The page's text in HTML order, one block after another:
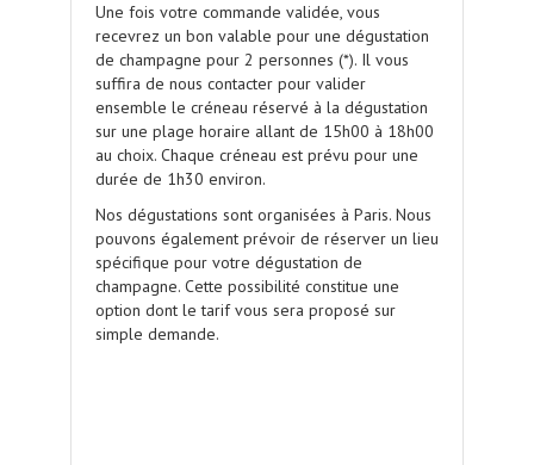
Une fois votre commande validée, vous
recevrez un bon valable pour une dégustation
de champagne pour 2 personnes (*). Il vous
suffira de nous contacter pour valider
ensemble le créneau réservé à la dégustation
sur une plage horaire allant de 15h00 à 18h00
au choix. Chaque créneau est prévu pour une
durée de 1h30 environ.
Nos dégustations sont organisées à Paris. Nous
pouvons également prévoir de réserver un lieu
spécifique pour votre dégustation de
champagne. Cette possibilité constitue une
option dont le tarif vous sera proposé sur
simple demande.